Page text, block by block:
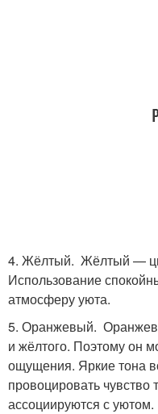
4. Жёлтый. Жёлтый —
Использование
атмосферу уюта.
5. Оранжевый.
и жёлтого. Поэтому он
ощущения. Яркие тона
провоцировать
ассоциируются с уютом.